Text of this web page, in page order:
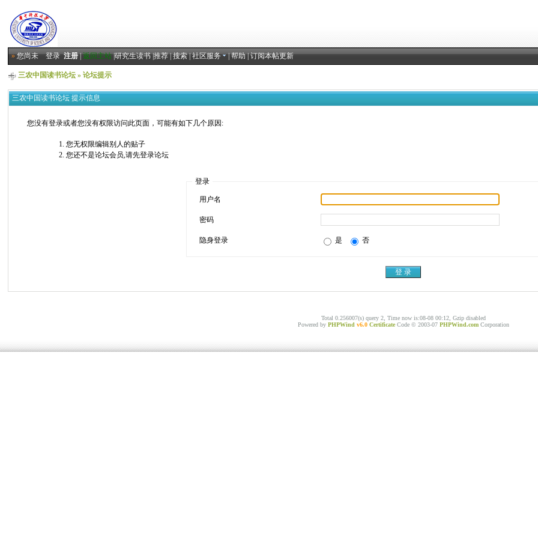
»您尚未登录 注册|返回主站|研究生读书|推荐|搜索|社区服务 |帮助|订阅本帖更新
三农中国读书论坛 » 论坛提示
三农中国读书论坛 提示信息
您没有登录或者您没有权限访问此页面，可能有如下几个原因:
您无权限编辑别人的贴子
您还不是论坛会员,请先登录论坛
登录
用户名
密码
隐身登录 是 否
Total 0.256007(s) query 2, Time now is:08-08 00:12, Gzip disabled
Powered by PHPWind v6.0 Certificate Code © 2003-07 PHPWind.com Corporation